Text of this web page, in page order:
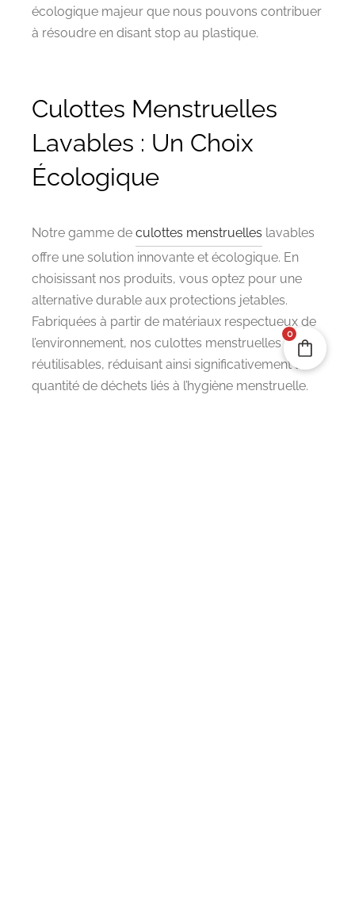
écologique majeur que nous pouvons contribuer
à résoudre en disant stop au plastique.
Culottes Menstruelles
Lavables : Un Choix
Écologique
Notre gamme de culottes menstruelles lavables
offre une solution innovante et écologique. En
choisissant nos produits, vous optez pour une
alternative durable aux protections jetables.
Fabriquées à partir de matériaux respectueux de
l’environnement, nos culottes menstruelles sont
réutilisables, réduisant ainsi significativement la
quantité de déchets liés à l’hygiène menstruelle.
0